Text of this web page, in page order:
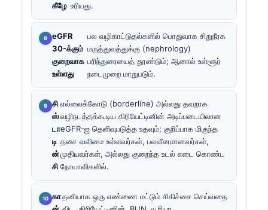
கீழே உரியது.
eGFR
30-க்கும்
குறைவாக
உள்ளது
பல வழிகாட்டுதல்களில் பொதுவாக சிறுநீரக
மருத்துவத்துக்கு (nephrology)
பரிந்துரையைத் தூண்டும்; ஆனால் உள்ளூர்
நடைமுறை மாறுபடும்.
சி
ஸ்
டா
டி
ன்
சி
எல்லைக்கோடு (borderline) அல்லது தவறாக
வழிநடத்தக்கூடிய கிரியேட்டினின் அடிப்படையிலான
eGFR-ஐ தெளிவுபடுத்த உதவும்; குறிப்பாக மிகுந்த
தசை வலிமை உள்ளவர்கள், பலவீனமானவர்கள்,
முதியவர்கள், அல்லது குறைந்த உடல் எடை கொண்ட
நோயாளிகளில்.
காதனியாக ஒரு எண்ணை மட்டும் சிகிச்சை செய்வதை